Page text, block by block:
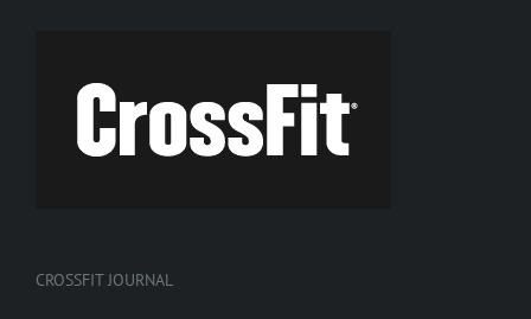
CROSSFIT JOURNAL